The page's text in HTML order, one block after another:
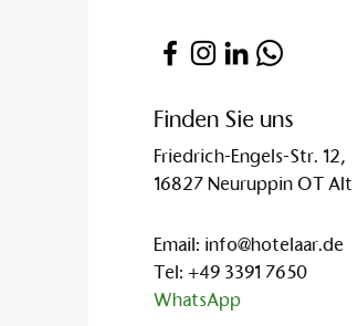
Ihre Vorteile
Echtzeit-
Raten-
Haben Sie
E-Mail:
Finden Sie uns
Friedrich-Engels-Str. 12,
16827 Neuruppin OT Alt
Email: info@hotelaar.de
Tel: +49 3391 7650
WhatsApp